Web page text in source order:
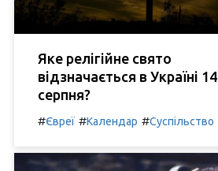
Яке релігійне свято
відзначається в Україні 14
серпня?
#Євреї #Календар #Суспільство